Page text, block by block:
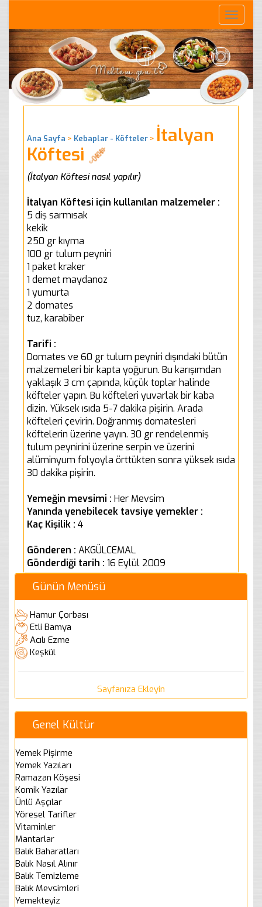
Toggle
Ana Sayfa > Kebaplar - Köfteler > İtalyan
Köftesi
(İtalyan Köftesi nasıl yapılır)
İtalyan Köftesi için kullanılan malzemeler :
5 diş sarmısak
kekik
250 gr kıyma
100 gr tulum peyniri
1 paket kraker
1 demet maydanoz
1 yumurta
2 domates
tuz, karabiber
Tarifi :
Domates ve 60 gr tulum peyniri dışındaki bütün
malzemeleri bir kapta yoğurun. Bu karışımdan
yaklaşık 3 cm çapında, küçük toplar halinde
köfteler yapın. Bu köfteleri yuvarlak bir kaba
dizin. Yüksek ısıda 5-7 dakika pişirin. Arada
köfteleri çevirin. Doğranmış domatesleri
köftelerin üzerine yayın. 30 gr rendelenmiş
tulum peynirini üzerine serpin ve üzerini
alüminyum folyoyla örttükten sonra yüksek ısıda
30 dakika pişirin.
Yemeğin mevsimi : Her Mevsim
Yanında yenebilecek tavsiye yemekler :
Kaç Kişilik : 4
Gönderen : AKGÜLCEMAL
Gönderdiği tarih : 16 Eylül 2009
Günün Menüsü
Hamur Çorbası
Etli Bamya
Acılı Ezme
Keşkül
Sayfanıza Ekleyin
Genel Kültür
Yemek Pişirme
Yemek Yazıları
Ramazan Köşesi
Komik Yazılar
Ünlü Aşçılar
Yöresel Tarifler
Vitaminler
Mantarlar
Balık Baharatları
Balık Nasıl Alınır
Balık Temizleme
Balık Mevsimleri
Yemekteyiz